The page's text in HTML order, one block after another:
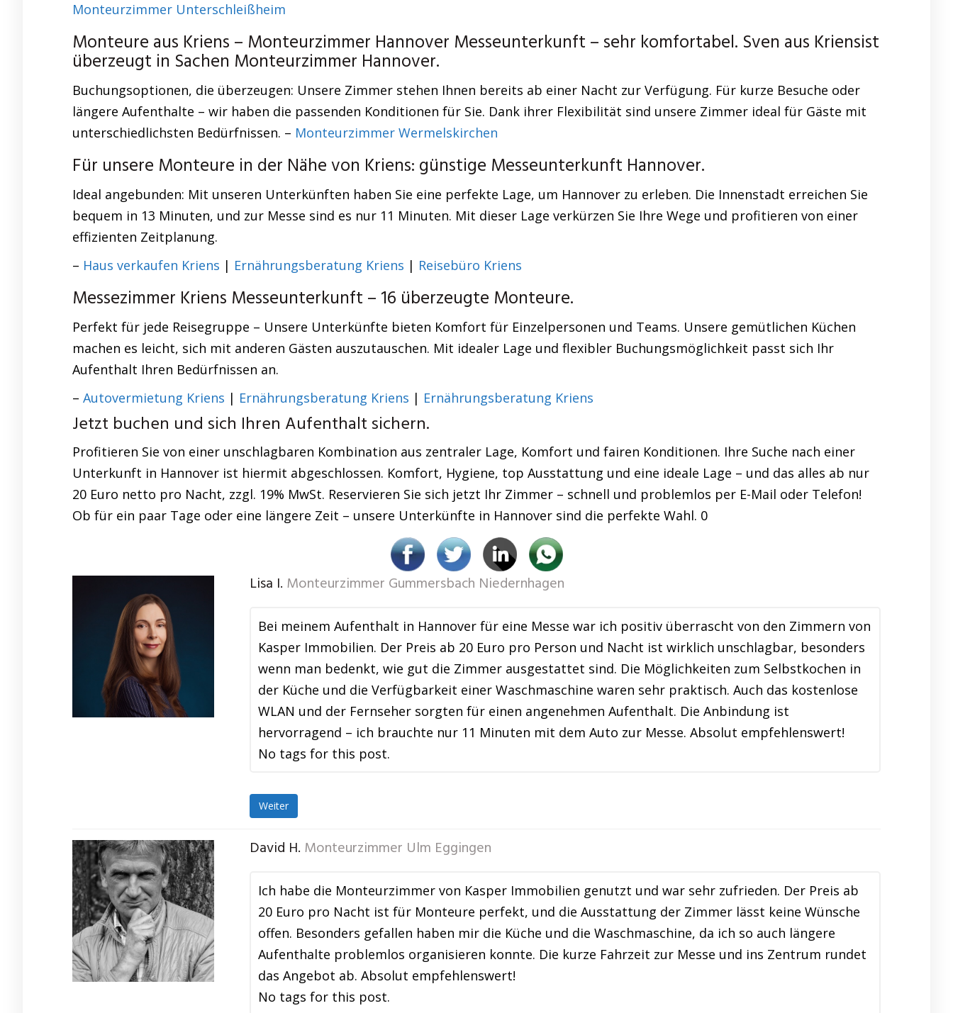
Monteurzimmer Unterschleißheim
Monteure aus Kriens – Monteurzimmer Hannover Messeunterkunft – sehr komfortabel. Sven aus Kriensist
überzeugt in Sachen Monteurzimmer Hannover.
Buchungsoptionen, die überzeugen: Unsere Zimmer stehen Ihnen bereits ab einer Nacht zur Verfügung. Für kurze Besuche oder
längere Aufenthalte – wir haben die passenden Konditionen für Sie. Dank ihrer Flexibilität sind unsere Zimmer ideal für Gäste mit
unterschiedlichsten Bedürfnissen. – Monteurzimmer Wermelskirchen
Für unsere Monteure in der Nähe von Kriens: günstige Messeunterkunft Hannover.
Ideal angebunden: Mit unseren Unterkünften haben Sie eine perfekte Lage, um Hannover zu erleben. Die Innenstadt erreichen Sie
bequem in 13 Minuten, und zur Messe sind es nur 11 Minuten. Mit dieser Lage verkürzen Sie Ihre Wege und profitieren von einer
effizienten Zeitplanung.
– Haus verkaufen Kriens | Ernährungsberatung Kriens | Reisebüro Kriens
Messezimmer Kriens Messeunterkunft – 16 überzeugte Monteure.
Perfekt für jede Reisegruppe – Unsere Unterkünfte bieten Komfort für Einzelpersonen und Teams. Unsere gemütlichen Küchen
machen es leicht, sich mit anderen Gästen auszutauschen. Mit idealer Lage und flexibler Buchungsmöglichkeit passt sich Ihr
Aufenthalt Ihren Bedürfnissen an.
– Autovermietung Kriens | Ernährungsberatung Kriens | Ernährungsberatung Kriens
Jetzt buchen und sich Ihren Aufenthalt sichern.
Profitieren Sie von einer unschlagbaren Kombination aus zentraler Lage, Komfort und fairen Konditionen. Ihre Suche nach einer
Unterkunft in Hannover ist hiermit abgeschlossen. Komfort, Hygiene, top Ausstattung und eine ideale Lage – und das alles ab nur
20 Euro netto pro Nacht, zzgl. 19% MwSt. Reservieren Sie sich jetzt Ihr Zimmer – schnell und problemlos per E-Mail oder Telefon!
Ob für ein paar Tage oder eine längere Zeit – unsere Unterkünfte in Hannover sind die perfekte Wahl. 0
Lisa I. Monteurzimmer Gummersbach Niedernhagen
Bei meinem Aufenthalt in Hannover für eine Messe war ich positiv überrascht von den Zimmern von
Kasper Immobilien. Der Preis ab 20 Euro pro Person und Nacht ist wirklich unschlagbar, besonders
wenn man bedenkt, wie gut die Zimmer ausgestattet sind. Die Möglichkeiten zum Selbstkochen in
der Küche und die Verfügbarkeit einer Waschmaschine waren sehr praktisch. Auch das kostenlose
WLAN und der Fernseher sorgten für einen angenehmen Aufenthalt. Die Anbindung ist
hervorragend – ich brauchte nur 11 Minuten mit dem Auto zur Messe. Absolut empfehlenswert!
No tags for this post.
Weiter
David H. Monteurzimmer Ulm Eggingen
Ich habe die Monteurzimmer von Kasper Immobilien genutzt und war sehr zufrieden. Der Preis ab
20 Euro pro Nacht ist für Monteure perfekt, und die Ausstattung der Zimmer lässt keine Wünsche
offen. Besonders gefallen haben mir die Küche und die Waschmaschine, da ich so auch längere
Aufenthalte problemlos organisieren konnte. Die kurze Fahrzeit zur Messe und ins Zentrum rundet
das Angebot ab. Absolut empfehlenswert!
No tags for this post.